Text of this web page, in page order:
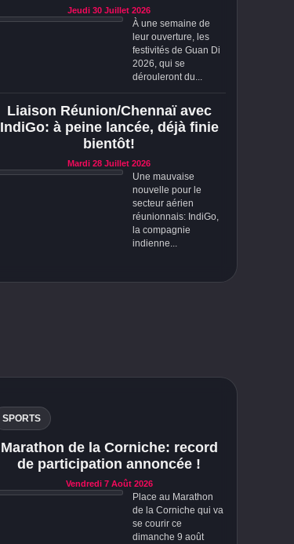
Jeudi 30 Juillet 2026
À une semaine de
leur ouverture, les
festivités de Guan Di
2026, qui se
dérouleront du...
Liaison Réunion/Chennaï avec
IndiGo: à peine lancée, déjà finie
bientôt!
Mardi 28 Juillet 2026
Une mauvaise
nouvelle pour le
secteur aérien
réunionnais: IndiGo,
la compagnie
indienne...
SPORTS
Marathon de la Corniche: record
de participation annoncée !
Vendredi 7 Août 2026
Place au Marathon
de la Corniche qui va
se courir ce
dimanche 9 août